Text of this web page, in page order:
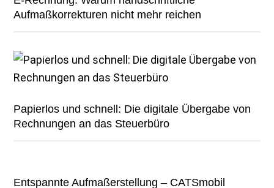
Aufmaßkorrekturen nicht mehr reichen
Papierlos und schnell: Die digitale Übergabe von
Rechnungen an das Steuerbüro
Entspannte Aufmaßerstellung – CATSmobil